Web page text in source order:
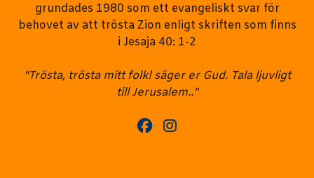
grundades 1980 som ett evangeliskt svar för
behovet av att trösta Zion enligt skriften som finns
i Jesaja 40: 1-2
"Trösta, trösta mitt folk! säger er Gud. Tala ljuvligt
till Jerusalem.."